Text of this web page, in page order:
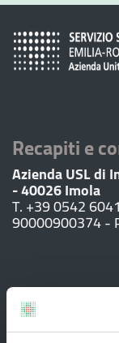
Recapiti e
Azienda USL di
- 40026 Imola
T. +39 0542
90000900374 -
Servizi al